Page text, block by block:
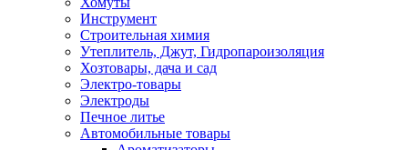
Инструмент
Строительная химия
Утеплитель, Джут, Гидропароизоляция
Хозтовары, дача и сад
Электро-товары
Электроды
Печное литье
Автомобильные товары